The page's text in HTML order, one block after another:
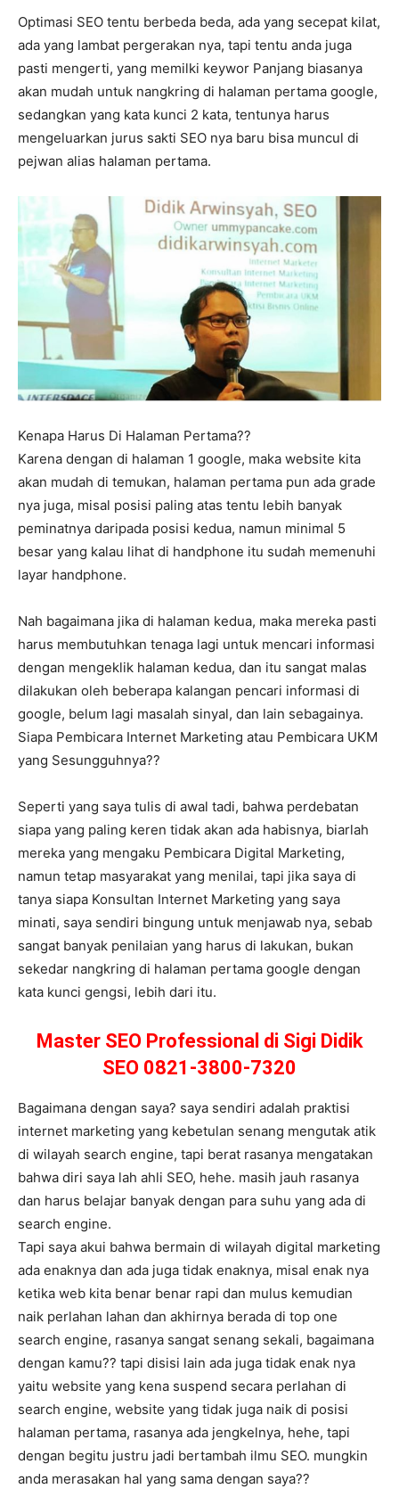
Optimasi SEO tentu berbeda beda, ada yang secepat kilat,
ada yang lambat pergerakan nya, tapi tentu anda juga
pasti mengerti, yang memilki keywor Panjang biasanya
akan mudah untuk nangkring di halaman pertama google,
sedangkan yang kata kunci 2 kata, tentunya harus
mengeluarkan jurus sakti SEO nya baru bisa muncul di
pejwan alias halaman pertama.
Kenapa Harus Di Halaman Pertama??
Karena dengan di halaman 1 google, maka website kita
akan mudah di temukan, halaman pertama pun ada grade
nya juga, misal posisi paling atas tentu lebih banyak
peminatnya daripada posisi kedua, namun minimal 5
besar yang kalau lihat di handphone itu sudah memenuhi
layar handphone.
Nah bagaimana jika di halaman kedua, maka mereka pasti
harus membutuhkan tenaga lagi untuk mencari informasi
dengan mengeklik halaman kedua, dan itu sangat malas
dilakukan oleh beberapa kalangan pencari informasi di
google, belum lagi masalah sinyal, dan lain sebagainya.
Siapa Pembicara Internet Marketing atau Pembicara UKM
yang Sesungguhnya??
Seperti yang saya tulis di awal tadi, bahwa perdebatan
siapa yang paling keren tidak akan ada habisnya, biarlah
mereka yang mengaku Pembicara Digital Marketing,
namun tetap masyarakat yang menilai, tapi jika saya di
tanya siapa Konsultan Internet Marketing yang saya
minati, saya sendiri bingung untuk menjawab nya, sebab
sangat banyak penilaian yang harus di lakukan, bukan
sekedar nangkring di halaman pertama google dengan
kata kunci gengsi, lebih dari itu.
Master SEO Professional di Sigi Didik
SEO 0821-3800-7320
Bagaimana dengan saya? saya sendiri adalah praktisi
internet marketing yang kebetulan senang mengutak atik
di wilayah search engine, tapi berat rasanya mengatakan
bahwa diri saya lah ahli SEO, hehe. masih jauh rasanya
dan harus belajar banyak dengan para suhu yang ada di
search engine.
Tapi saya akui bahwa bermain di wilayah digital marketing
ada enaknya dan ada juga tidak enaknya, misal enak nya
ketika web kita benar benar rapi dan mulus kemudian
naik perlahan lahan dan akhirnya berada di top one
search engine, rasanya sangat senang sekali, bagaimana
dengan kamu?? tapi disisi lain ada juga tidak enak nya
yaitu website yang kena suspend secara perlahan di
search engine, website yang tidak juga naik di posisi
halaman pertama, rasanya ada jengkelnya, hehe, tapi
dengan begitu justru jadi bertambah ilmu SEO. mungkin
anda merasakan hal yang sama dengan saya??